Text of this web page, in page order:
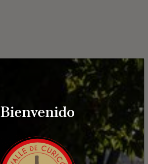
Bienvenido
Brasas de Zapallar